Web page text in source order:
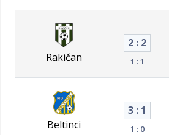
Rakičan
2 : 2
1 : 1
Beltinci
3 : 1
1 : 0